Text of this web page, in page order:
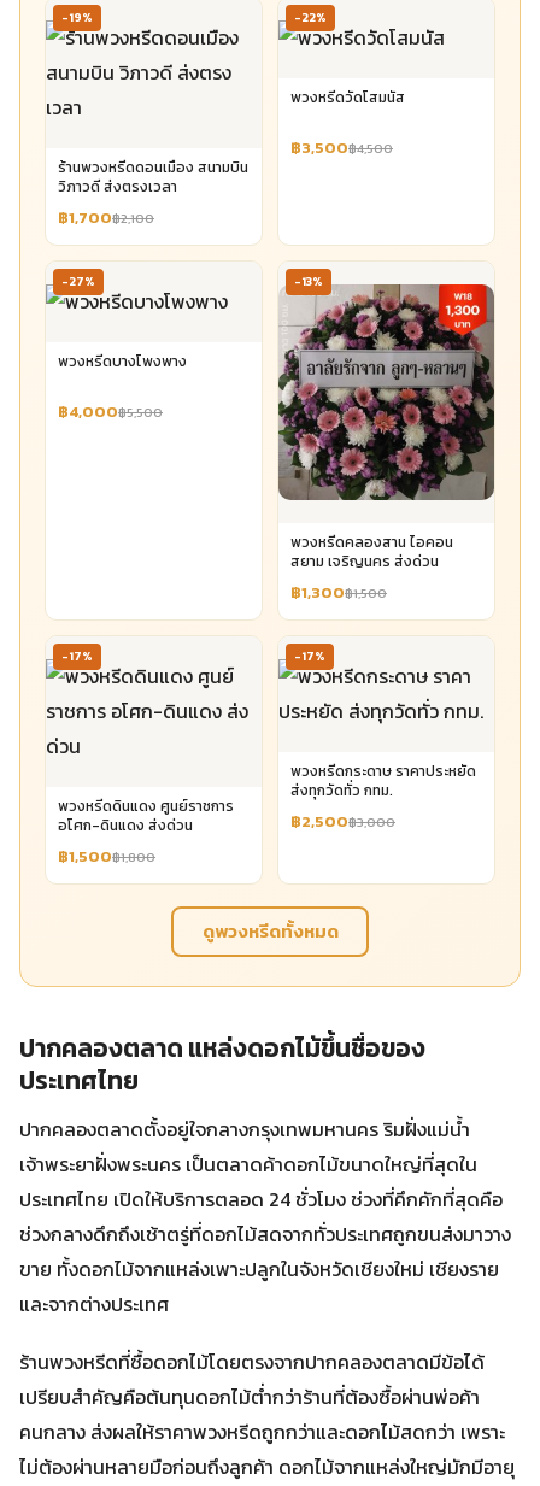
-19%
ร้านพวงหรีดดอนเมือง สนามบิน
วิภาวดี ส่งตรงเวลา
฿1,700฿2,100
-22%
พวงหรีดวัดโสมนัส
฿3,500฿4,500
-27%
พวงหรีดบางโพงพาง
฿4,000฿5,500
-13%
พวงหรีดคลองสาน ไอคอน
สยาม เจริญนคร ส่งด่วน
฿1,300฿1,500
-17%
พวงหรีดดินแดง ศูนย์ราชการ
อโศก-ดินแดง ส่งด่วน
฿1,500฿1,800
-17%
พวงหรีดกระดาษ ราคาประหยัด
ส่งทุกวัดทั่ว กทม.
฿2,500฿3,000
ดูพวงหรีดทั้งหมด
ปากคลองตลาด แหล่งดอกไม้ขึ้นชื่อของ
ประเทศไทย
ปากคลองตลาดตั้งอยู่ใจกลางกรุงเทพมหานคร ริมฝั่งแม่น้ำ
เจ้าพระยาฝั่งพระนคร เป็นตลาดค้าดอกไม้ขนาดใหญ่ที่สุดใน
ประเทศไทย เปิดให้บริการตลอด 24 ชั่วโมง ช่วงที่คึกคักที่สุดคือ
ช่วงกลางดึกถึงเช้าตรู่ที่ดอกไม้สดจากทั่วประเทศถูกขนส่งมาวาง
ขาย ทั้งดอกไม้จากแหล่งเพาะปลูกในจังหวัดเชียงใหม่ เชียงราย
และจากต่างประเทศ
ร้านพวงหรีดที่ซื้อดอกไม้โดยตรงจากปากคลองตลาดมีข้อได้
เปรียบสำคัญคือต้นทุนดอกไม้ต่ำกว่าร้านที่ต้องซื้อผ่านพ่อค้า
คนกลาง ส่งผลให้ราคาพวงหรีดถูกกว่าและดอกไม้สดกว่า เพราะ
ไม่ต้องผ่านหลายมือก่อนถึงลูกค้า ดอกไม้จากแหล่งใหญ่มักมีอายุ